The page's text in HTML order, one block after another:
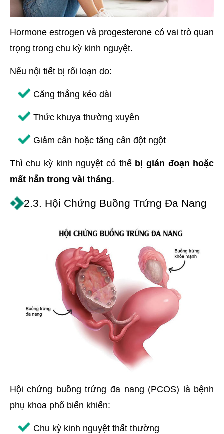
Hormone estrogen và progesterone có vai trò quan
trọng trong chu kỳ kinh nguyệt.
Nếu nội tiết bị rối loạn do:
Căng thẳng kéo dài
Thức khuya thường xuyên
Giảm cân hoặc tăng cân đột ngột
Thì chu kỳ kinh nguyệt có thể bị gián đoạn hoặc
mất hẳn trong vài tháng.
2.3. Hội Chứng Buồng Trứng Đa Nang
Hội chứng buồng trứng đa nang (PCOS) là bệnh
phụ khoa phổ biến khiến:
Chu kỳ kinh nguyệt thất thường